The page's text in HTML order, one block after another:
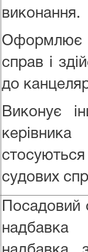
виконання.
Оформлює
справ і
до
Виконує
стосуються
судових
Посадовий
надбавка